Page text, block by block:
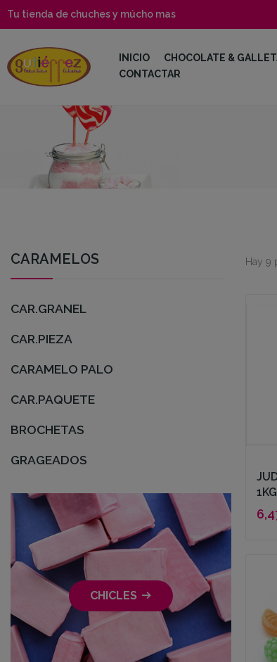
Tu tienda de chuches y múcho mas
INICIO CHOCOLATE &
CONTACTAR
CARAMELOS
CAR.GRANEL
CAR.PIEZA
CARAMELO PALO
CAR.PAQUETE
BROCHETAS
GRAGEADOS
CHICLES
Hay 9
1KG